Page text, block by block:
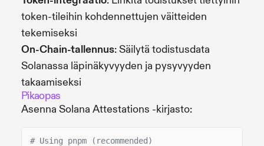
token-tileihin kohdennettujen väitteiden
tekemiseksi
On-Chain-tallennus: Säilytä todistusdata
Solanassa läpinäkyvyyden ja pysyvyyden
takaamiseksi
Pikaopas
Asenna Solana Attestations -kirjasto:
# Using pnpm (recommended)